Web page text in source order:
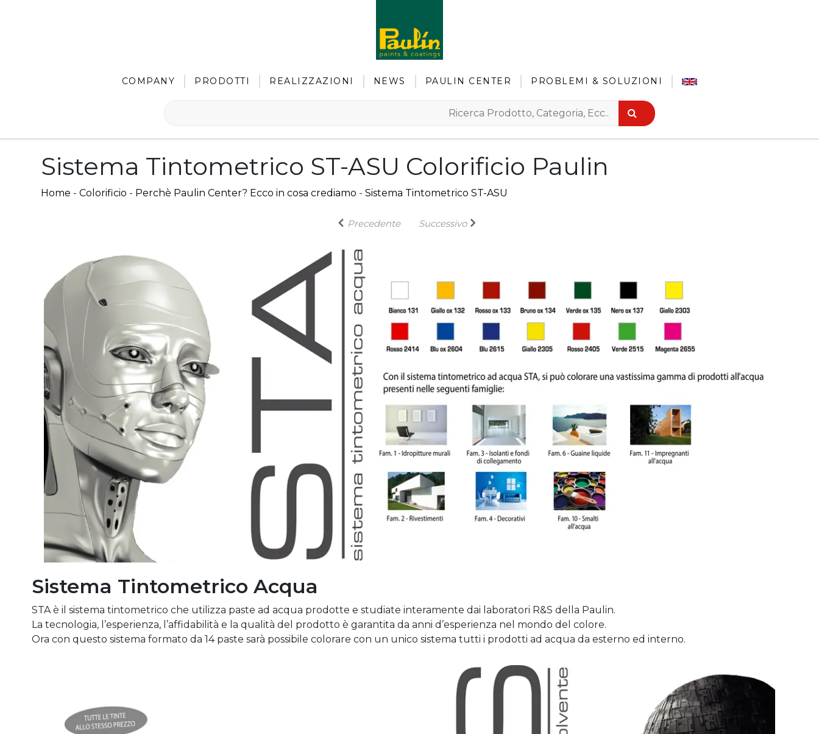
COMPANY PRODOTTI REALIZZAZIONI NEWS PAULIN CENTER PROBLEMI & SOLUZIONI
Sistema Tintometrico ST-ASU Colorificio Paulin
Home - Colorificio - Perchè Paulin Center? Ecco in cosa crediamo - Sistema Tintometrico ST-ASU
Precedente Successivo
Sistema Tintometrico Acqua
STA è il sistema tintometrico che utilizza paste ad acqua prodotte e studiate interamente dai laboratori R&S della Paulin.
La tecnologia, l’esperienza, l’affidabilità e la qualità del prodotto è garantita da anni d’esperienza nel mondo del colore.
Ora con questo sistema formato da 14 paste sarà possibile colorare con un unico sistema tutti i prodotti ad acqua da esterno ed interno.